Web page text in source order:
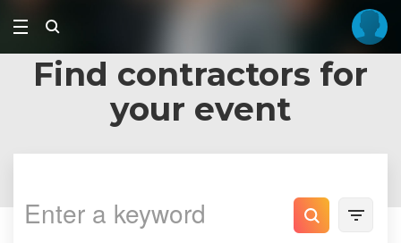
Find contractors for
your event